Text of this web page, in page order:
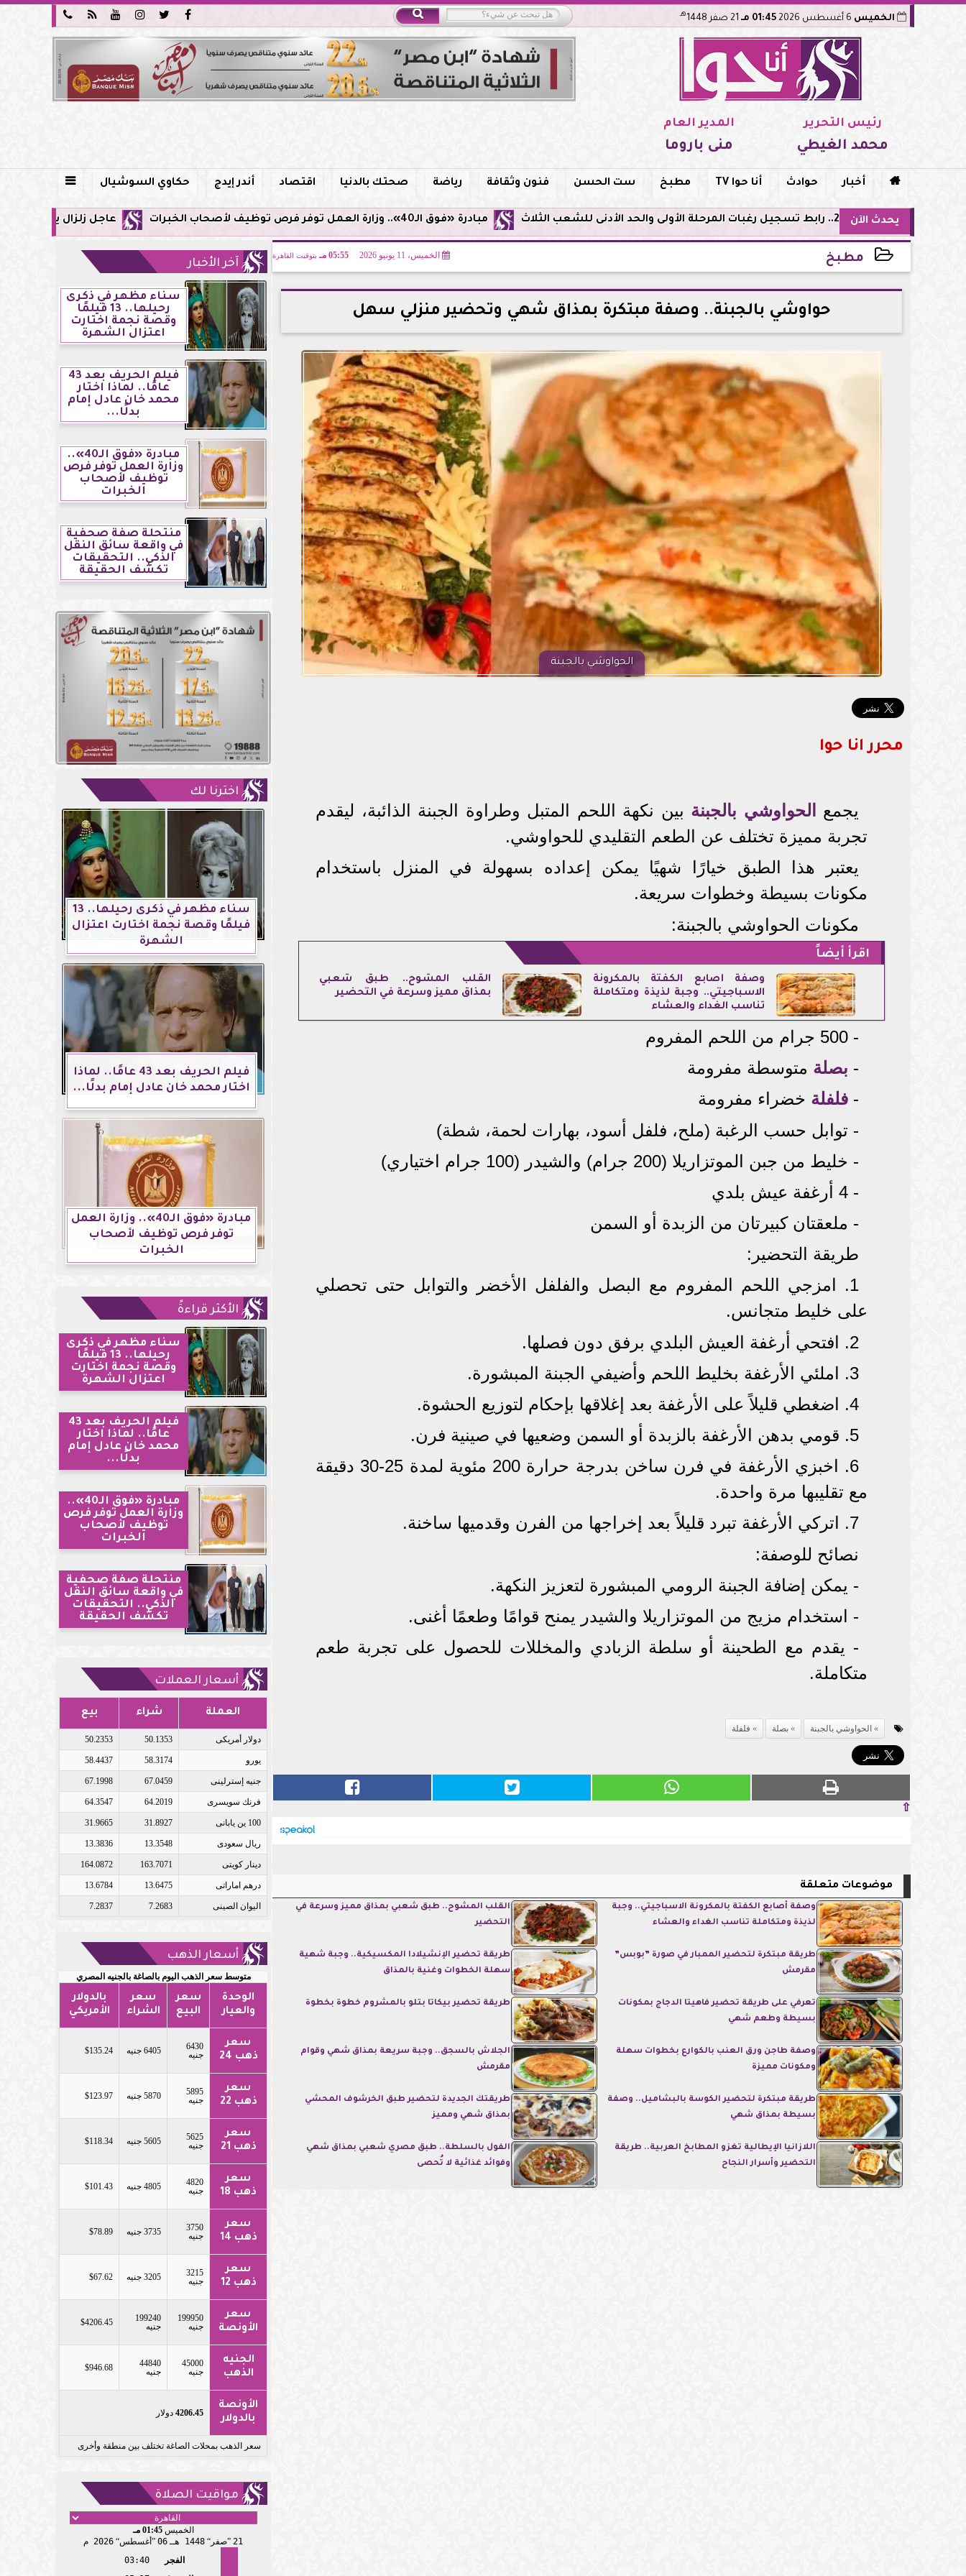





 الخميس 01:45 مـ هـ
رئيس التحرير
محمد الغيطي
المدير العام
منى باروما
 أخبار حوادث أنا حوا TV مطبخ ست الحسن فنون وثقافة رياضة صحتك بالدنيا اقتصاد أندر إيدج حكاوي السوشيال 
يحدث الآن عاجل زلزال يشعر به سكان مصر فجر اليوم الإثنين 3 أغسطس 2026 مبادرة «فوق الـ40».. وزارة العمل توفر فرص توظيف لأصحاب الخبرات
مطبخ الخميس، 11 يونيو 2026 05:55 مـ بتوقيت القاهرة
2026-06-11 17:55:38
حواوشي بالجبنة.. وصفة مبتكرة بمذاق شهي وتحضير منزلي سهل
الحواوشي بالجبنة
محرر انا حوا
يجمع الحواوشي بالجبنة بين نكهة اللحم المتبل وطراوة الجبنة الذائبة، ليقدم
تجربة مميزة تختلف عن الطعم التقليدي للحواوشي.
يعتبر هذا الطبق خيارًا شهيًا يمكن إعداده بسهولة في المنزل باستخدام
مكونات بسيطة وخطوات سريعة.
مكونات الحواوشي بالجبنة:
اقرأ أيضاً
وصفة أصابع الكفتة بالمكرونة
الاسباجيتي.. وجبة لذيذة ومتكاملة
تناسب الغداء والعشاء
القلب المشوح.. طبق شعبي
بمذاق مميز وسرعة في التحضير
- 500 جرام من اللحم المفروم
- بصلة متوسطة مفرومة
- فلفلة خضراء مفرومة
- توابل حسب الرغبة (ملح، فلفل أسود، بهارات لحمة، شطة)
- خليط من جبن الموتزاريلا (200 جرام) والشيدر (100 جرام اختياري)
- 4 أرغفة عيش بلدي
- ملعقتان كبيرتان من الزبدة أو السمن
طريقة التحضير:
1. امزجي اللحم المفروم مع البصل والفلفل الأخضر والتوابل حتى تحصلي
على خليط متجانس.
2. افتحي أرغفة العيش البلدي برفق دون فصلها.
3. املئي الأرغفة بخليط اللحم وأضيفي الجبنة المبشورة.
4. اضغطي قليلاً على الأرغفة بعد إغلاقها بإحكام لتوزيع الحشوة.
5. قومي بدهن الأرغفة بالزبدة أو السمن وضعيها في صينية فرن.
6. اخبزي الأرغفة في فرن ساخن بدرجة حرارة 200 مئوية لمدة 25-30 دقيقة
مع تقليبها مرة واحدة.
7. اتركي الأرغفة تبرد قليلاً بعد إخراجها من الفرن وقدميها ساخنة.
نصائح للوصفة:
- يمكن إضافة الجبنة الرومي المبشورة لتعزيز النكهة.
- استخدام مزيج من الموتزاريلا والشيدر يمنح قوامًا وطعمًا أغنى.
- يقدم مع الطحينة أو سلطة الزبادي والمخللات للحصول على تجربة طعم
متكاملة.
الحواوشي بالجبنة بصلة فلفلة
⇧
موضوعات متعلقة
وصفة أصابع الكفتة بالمكرونة الاسباجيتي.. وجبة
لذيذة ومتكاملة تناسب الغداء والعشاء
القلب المشوح.. طبق شعبي بمذاق مميز وسرعة في
التحضير
طريقة مبتكرة لتحضير الممبار في صورة ”بوبس”
مقرمش
طريقة تحضير الإنشيلادا المكسيكية.. وجبة شهية
سهلة الخطوات وغنية بالمذاق
تعرفي على طريقة تحضير فاهيتا الدجاج بمكونات
بسيطة وطعم شهي
طريقة تحضير بيكاتا بتلو بالمشروم خطوة بخطوة
وصفة طاجن ورق العنب بالكوارع بخطوات سهلة
ومكونات مميزة
الجلاش بالسجق.. وجبة سريعة بمذاق شهي وقوام
مقرمش
طريقة مبتكرة لتحضير الكوسة بالبشاميل.. وصفة
بسيطة بمذاق شهي
طريقتك الجديدة لتحضير طبق الخرشوف المحشي
بمذاق شهي ومميز
اللازانيا الإيطالية تغزو المطابخ العربية.. طريقة
التحضير وأسرار النجاح
الفول بالسلطة.. طبق مصري شعبي بمذاق شهي
وفوائد غذائية لا تُحصى
آخر الأخبار
سناء مظهر في ذكرى
رحيلها.. 13 فيلمًا
وقصة نجمة اختارت
اعتزال الشهرة
فيلم الحريف بعد 43
عامًا.. لماذا اختار
محمد خان عادل إمام
بدلًا...
مبادرة «فوق الـ40»..
وزارة العمل توفر فرص
توظيف لأصحاب
الخبرات
منتحلة صفة صحفية
في واقعة سائق النقل
الذكي.. التحقيقات
تكشف الحقيقة
اخترنا لك
سناء مظهر في ذكرى رحيلها.. 13
فيلمًا وقصة نجمة اختارت اعتزال
الشهرة
فيلم الحريف بعد 43 عامًا.. لماذا
اختار محمد خان عادل إمام بدلًا...
مبادرة «فوق الـ40».. وزارة العمل
توفر فرص توظيف لأصحاب
الخبرات
الأكثر قراءةً
سناء مظهر في ذكرى
رحيلها.. 13 فيلمًا
وقصة نجمة اختارت
اعتزال الشهرة
فيلم الحريف بعد 43
عامًا.. لماذا اختار
محمد خان عادل إمام
بدلًا...
مبادرة «فوق الـ40»..
وزارة العمل توفر فرص
توظيف لأصحاب
الخبرات
منتحلة صفة صحفية
في واقعة سائق النقل
الذكي.. التحقيقات
تكشف الحقيقة
أسعار العملات
العملة شراء بيع
دولار أمريكى 50.1353
50.2353
يورو 58.3174
58.4437
جنيه إسترلينى 67.0459
67.1998
فرنك سويسرى 64.2019
64.3547
100 ين يابانى 31.8927
31.9665
ريال سعودى 13.3548
13.3836
دينار كويتى 163.7071
164.0872
درهم اماراتى 13.6475
13.6784
اليوان الصينى 7.2683
7.2837
أسعار الذهب
متوسط سعر الذهب اليوم بالصاغة بالجنيه المصري
الوحدة
والعيار
سعر
البيع
سعر
الشراء
بالدولار
الأمريكي
سعر
ذهب 24
6430
جنيه
6405 جنيه $135.24
سعر
ذهب 22
5895
جنيه
5870 جنيه $123.97
سعر
ذهب 21
5625
جنيه
5605 جنيه $118.34
سعر
ذهب 18
4820
جنيه
4805 جنيه $101.43
سعر
ذهب 14
3750
جنيه
3735 جنيه $78.89
سعر
ذهب 12
3215
جنيه
3205 جنيه $67.62
سعر
الأونصة
199950
جنيه
199240
جنيه
$4206.45
الجنيه
الذهب
45000
جنيه
44840
جنيه
$946.68
الأونصة
بالدولار
4206.45 دولار
سعر الذهب بمحلات الصاغة تختلف بين منطقة وأخرى
مواقيت الصلاة
الخميس01:45 مـ
21 صفر 1448 هـ 06 أغسطس 2026 م
الفجر
03:40